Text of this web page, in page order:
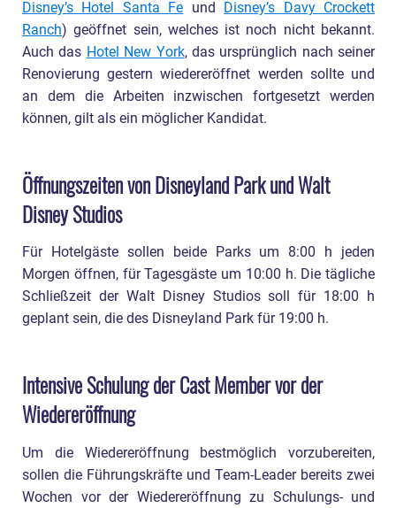
Disney’s Hotel Santa Fe und
Disney’s Davy Crockett
Ranch) geöffnet sein, welches ist noch nicht bekannt.
Auch das Hotel New York, das ursprünglich nach seiner
Renovierung gestern wiedereröffnet werden sollte und
an dem die Arbeiten inzwischen fortgesetzt werden
können, gilt als ein möglicher Kandidat.
Öffnungszeiten von Disneyland Park und Walt
Disney Studios
Für Hotelgäste sollen beide Parks um 8:00 h jeden
Morgen öffnen, für Tagesgäste um 10:00 h. Die tägliche
Schließzeit der Walt Disney Studios soll für 18:00 h
geplant sein, die des Disneyland Park für 19:00 h.
Intensive Schulung der Cast Member vor der
Wiedereröffnung
Um die Wiedereröffnung bestmöglich vorzubereiten,
sollen die Führungskräfte und Team-Leader bereits zwei
Wochen vor der Wiedereröffnung zu Schulungs- und